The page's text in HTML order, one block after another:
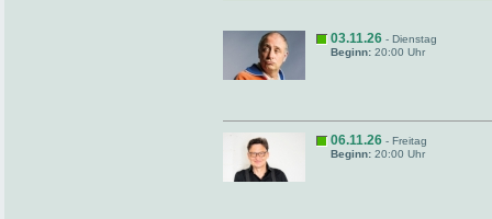
03.11.26 - Dienstag
Beginn: 20:00 Uhr
06.11.26 - Freitag
Beginn: 20:00 Uhr